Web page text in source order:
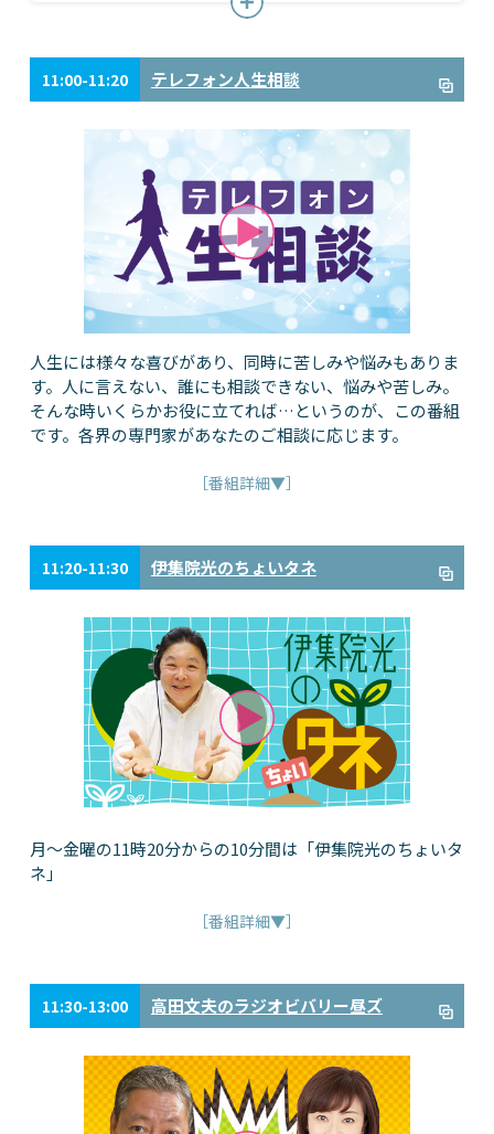
11:00-11:20 テレフォン人生相談
人生には様々な喜びがあり、同時に苦しみや悩みもありま
す。人に言えない、誰にも相談できない、悩みや苦しみ。
そんな時いくらかお役に立てれば…というのが、この番組
です。各界の専門家があなたのご相談に応じます。
［番組詳細▼］
11:20-11:30 伊集院光のちょいタネ
月～金曜の11時20分からの10分間は「伊集院光のちょいタ
ネ」
［番組詳細▼］
11:30-13:00 高田文夫のラジオビバリー昼ズ